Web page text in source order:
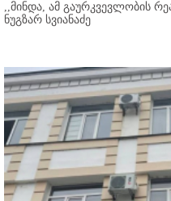
,,მინდა, ამ გაურკვევლობის
ნუგზარ სვიანაძე